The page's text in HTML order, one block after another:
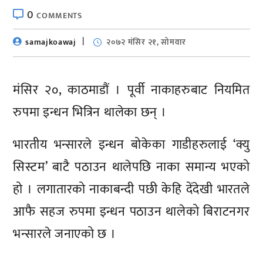
0COMMENTS
samajkoawaj
२०७२ मंसिर २१, सोमवार
मंसिर २०, काठमाडौं । पूर्वी नाकाहरुबाट नियमित
रुपमा इन्धन भित्रिन थालेका छन् ।
भारतीय भन्सारले इन्धन बोकेका गाडीहरुलाई ‘क्यु
सिस्टम’ बाटै पठाउन थालेपछि नाका समान्य भएको
हो । लगातारको नाकाबन्दी पछी केहि देंदेखी भारतले
आफै सहज रुपमा इन्धन पठाउन थालेको बिराटनगर
भन्सारले जनाएको छ ।